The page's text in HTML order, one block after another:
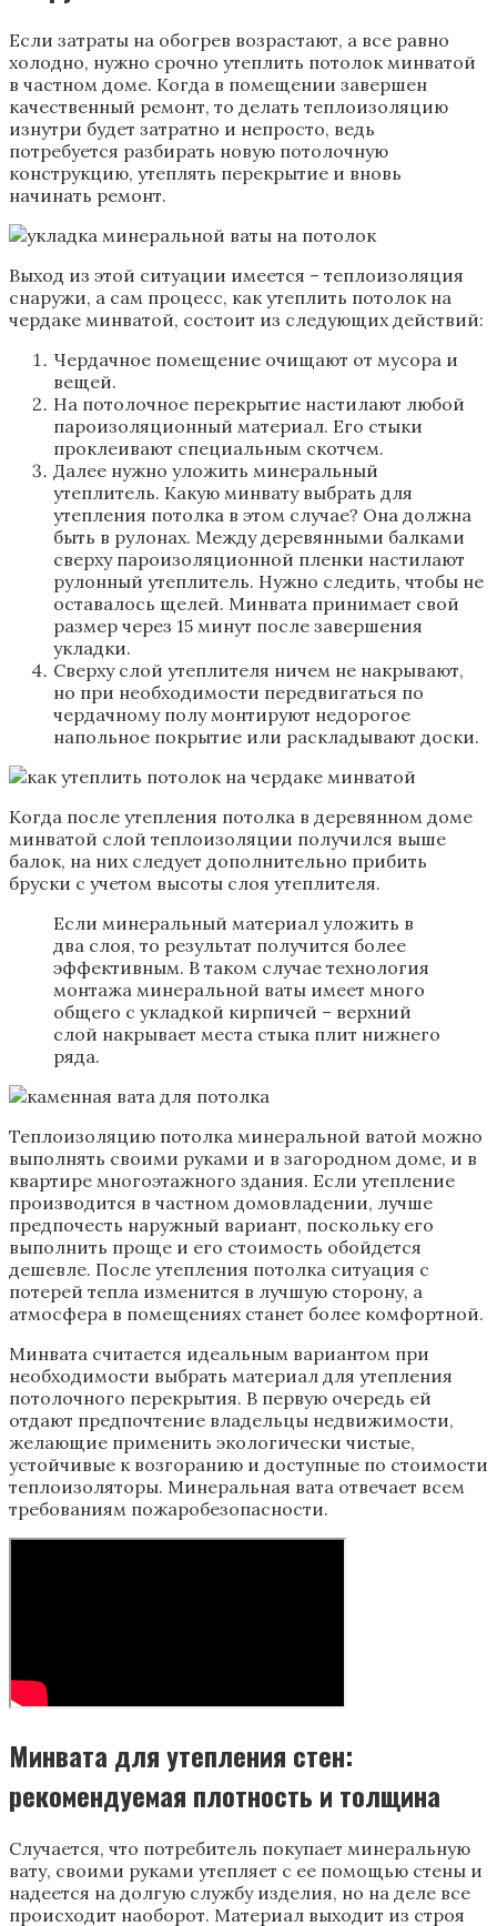
Если затраты на обогрев возрастают, а все равно
холодно, нужно срочно утеплить потолок минватой
в частном доме. Когда в помещении завершен
качественный ремонт, то делать теплоизоляцию
изнутри будет затратно и непросто, ведь
потребуется разбирать новую потолочную
конструкцию, утеплять перекрытие и вновь
начинать ремонт.
Выход из этой ситуации имеется – теплоизоляция
снаружи, а сам процесс, как утеплить потолок на
чердаке минватой, состоит из следующих действий:
Чердачное помещение очищают от мусора и
вещей.
На потолочное перекрытие настилают любой
пароизоляционный материал. Его стыки
проклеивают специальным скотчем.
Далее нужно уложить минеральный
утеплитель. Какую минвату выбрать для
утепления потолка в этом случае? Она должна
быть в рулонах. Между деревянными балками
сверху пароизоляционной пленки настилают
рулонный утеплитель. Нужно следить, чтобы не
оставалось щелей. Минвата принимает свой
размер через 15 минут после завершения
укладки.
Сверху слой утеплителя ничем не накрывают,
но при необходимости передвигаться по
чердачному полу монтируют недорогое
напольное покрытие или раскладывают доски.
Когда после утепления потолка в деревянном доме
минватой слой теплоизоляции получился выше
балок, на них следует дополнительно прибить
бруски с учетом высоты слоя утеплителя.
Если минеральный материал уложить в
два слоя, то результат получится более
эффективным. В таком случае технология
монтажа минеральной ваты имеет много
общего с укладкой кирпичей – верхний
слой накрывает места стыка плит нижнего
ряда.
Теплоизоляцию потолка минеральной ватой можно
выполнять своими руками и в загородном доме, и в
квартире многоэтажного здания. Если утепление
производится в частном домовладении, лучше
предпочесть наружный вариант, поскольку его
выполнить проще и его стоимость обойдется
дешевле. После утепления потолка ситуация с
потерей тепла изменится в лучшую сторону, а
атмосфера в помещениях станет более комфортной.
Минвата считается идеальным вариантом при
необходимости выбрать материал для утепления
потолочного перекрытия. В первую очередь ей
отдают предпочтение владельцы недвижимости,
желающие применить экологически чистые,
устойчивые к возгоранию и доступные по стоимости
теплоизоляторы. Минеральная вата отвечает всем
требованиям пожаробезопасности.
Минвата для утепления стен:
рекомендуемая плотность и толщина
Случается, что потребитель покупает минеральную
вату, своими руками утепляет с ее помощью стены и
надеется на долгую службу изделия, но на деле все
происходит наоборот. Материал выходит из строя